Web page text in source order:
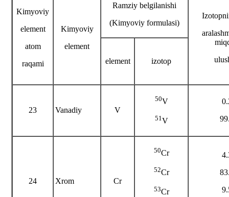
Kimyoviy
element
atom
raqami
Kimyoviy
element
Ramziy belgilanishi
(Kimyoviy formulasi)
element izotop
23 Vanadiy V
50V
51 V
24 Xrom Cr
50Cr
52Cr
53Cr